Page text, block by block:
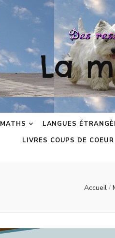
La
MATHS LANGUES
LIVRES COUPS DE COEUR
Accueil /